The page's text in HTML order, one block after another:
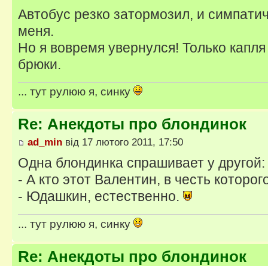
Автобус резко затормозил, и
меня.
Но я вовремя увернулся! Только
брюки.
... тут рулюю я, синку
Re: Анекдоты про блондинок
ad_min від 17 лютого 2011, 17:50
Одна блондинка спрашивает у другой:
- А кто этот Валентин, в честь
- Юдашкин, естественно.
... тут рулюю я, синку
Re: Анекдоты про блондинок